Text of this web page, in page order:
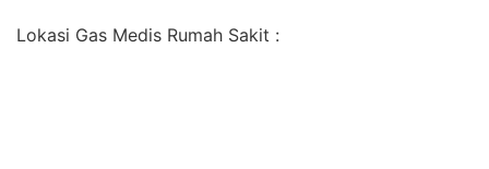
Lokasi Gas Medis Rumah Sakit :